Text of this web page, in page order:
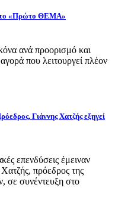
«Πρώτο ΘΕΜΑ»
ανά προορισμό και
που λειτουργεί πλέον
Γιάννης Χατζής εξηγεί
επενδύσεις έμειναν
πρόεδρος της
σε συνέντευξη στο